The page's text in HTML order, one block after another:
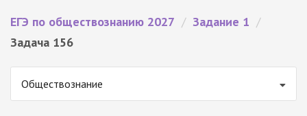
ЕГЭ по обществознанию 2027 / Задание 1 /
Задача 156
Обществознание